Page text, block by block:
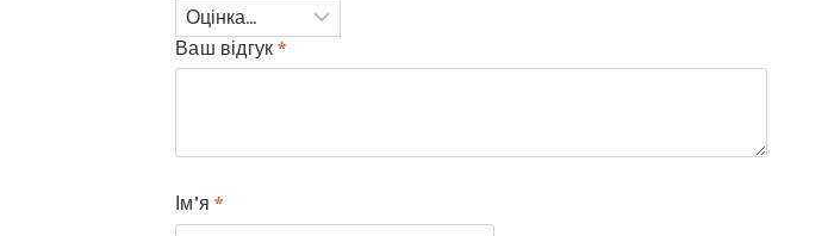
Ваш відгук*
Ім'я*